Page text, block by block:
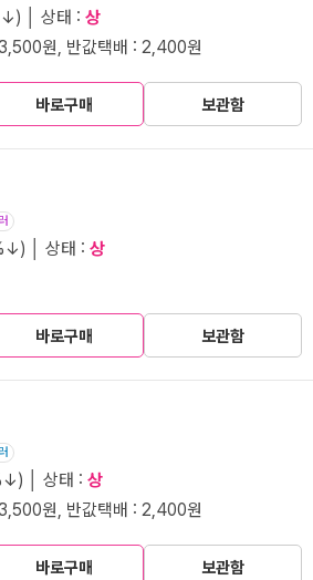
│ 상태 : 상
원, 반값택배 : 2,400원
바로구매 보관함
│ 상태 : 상
바로구매 보관함
│ 상태 : 상
원, 반값택배 : 2,400원
바로구매 보관함